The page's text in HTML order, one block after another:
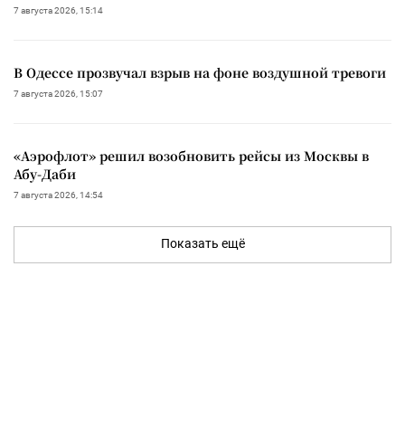
7 августа 2026, 15:14
В Одессе прозвучал взрыв на фоне воздушной тревоги
7 августа 2026, 15:07
«Аэрофлот» решил возобновить рейсы из Москвы в
Абу-Даби
7 августа 2026, 14:54
Показать ещё